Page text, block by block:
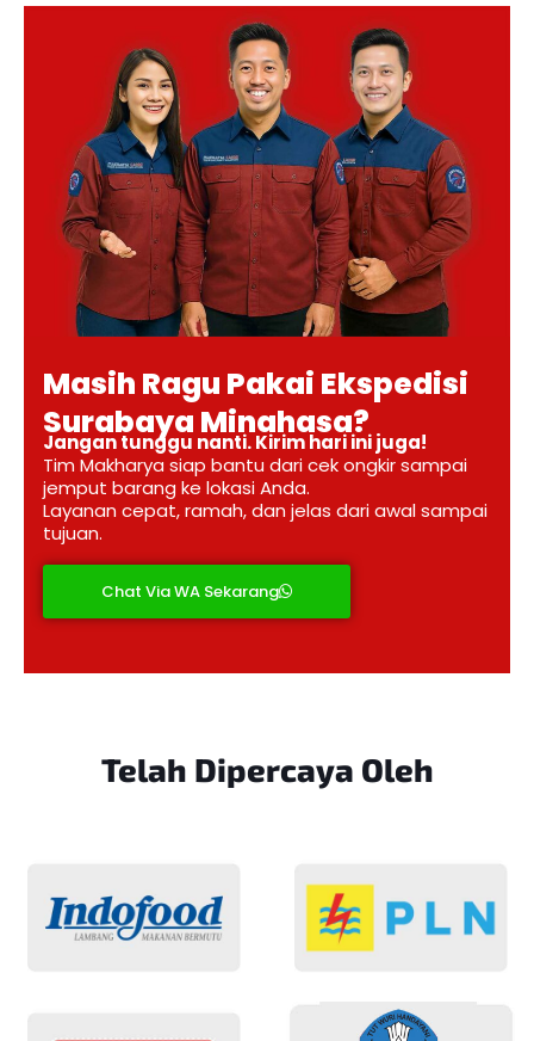
Masih Ragu Pakai Ekspedisi
Surabaya Minahasa?
Jangan tunggu nanti. Kirim hari ini juga!
Tim Makharya siap bantu dari cek ongkir sampai
jemput barang ke lokasi Anda.
Layanan cepat, ramah, dan jelas dari awal sampai
tujuan.
Chat Via WA Sekarang
Telah Dipercaya Oleh